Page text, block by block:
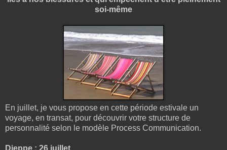
soi-même
En juillet, je vous propose en cette période estivale un
voyage, en transat, pour découvrir votre structure de
personnalité selon le modèle Process Communication.
Dieppe : 26 juillet